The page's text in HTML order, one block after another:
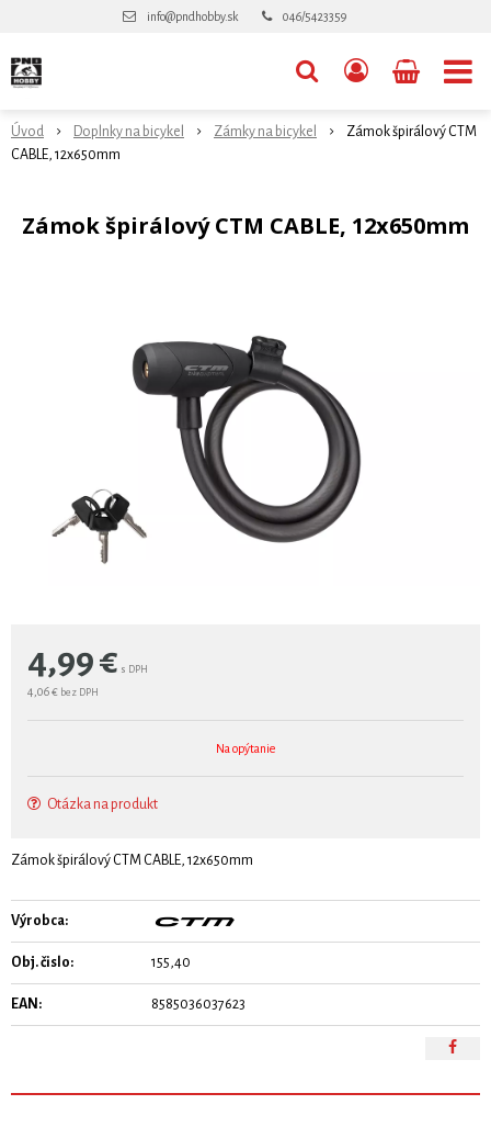
info@pndhobby.sk 046/5423359
Úvod Doplnky na bicykel Zámky na bicykel
Zámok špirálový CTM
CABLE, 12x650mm
Zámok špirálový CTM CABLE, 12x650mm
4,99€ s DPH
4,06 € bez DPH
Na opýtanie
Otázka na produkt
Zámok špirálový CTM CABLE, 12x650mm
Výrobca:
Obj. čislo: 155,40
EAN: 8585036037623